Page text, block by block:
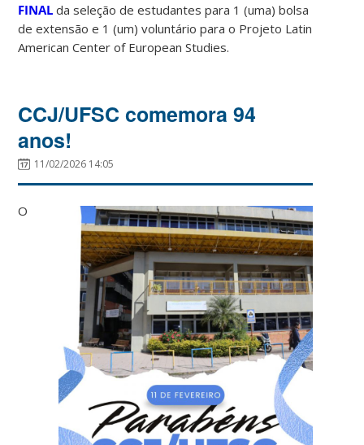
FINAL da seleção de estudantes para 1 (uma) bolsa
de extensão e 1 (um)voluntário para o Projeto Latin
American Center of European Studies.
CCJ/UFSC comemora 94
anos!
11/02/2026 14:05
O